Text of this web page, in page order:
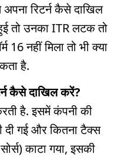
रिटर्न कैसे दाखिल
तो उनका ITR लटक तो
16 नहीं मिला तो भी क्या
है.
कैसे दाखिल करें?
है. इसमें कंपनी की
दी गई और कितना टैक्स
काटा गया, इसकी